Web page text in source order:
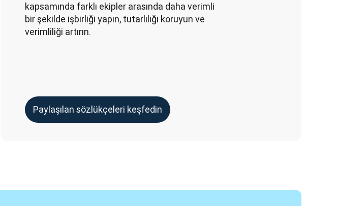
kapsamında farklı ekipler arasında daha verimli
bir şekilde işbirliği yapın, tutarlılığı koruyun ve
verimliliği artırın.
Paylaşılan sözlükçeleri keşfedin